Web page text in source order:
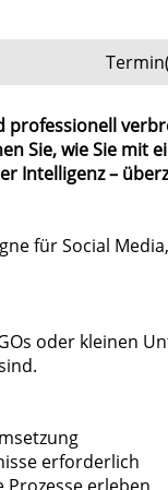
Sie, wie Sie mit
Intelligenz –
für Social
oder kleinen
erforderlich